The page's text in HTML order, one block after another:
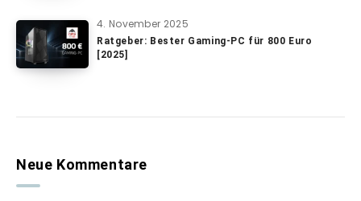
4. November 2025
Ratgeber: Bester Gaming-PC für 800 Euro
[2025]
Neue Kommentare